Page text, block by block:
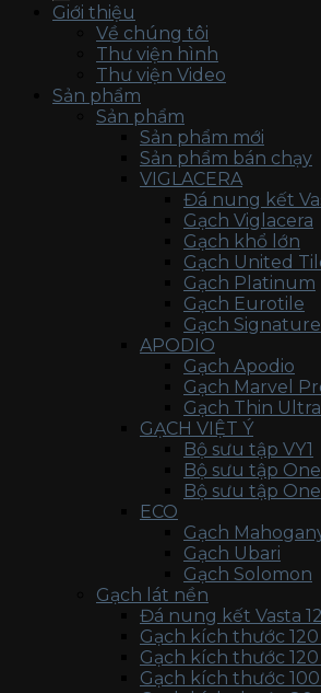
Giới thiệu
Về chúng tôi
Thư viện hình
Thư viện Video
Sản phẩm
Sản phẩm
Sản phẩm mới
Sản phẩm bán chạy
VIGLACERA
Đá nung kết
Gạch Viglacera
Gạch khổ lớn
Gạch United
Gạch Platinum
Gạch Eurotile
Gạch Signature
APODIO
Gạch Apodio
Gạch Marvel
Gạch Thin
GẠCH VIỆT Ý
Bộ sưu tập VY1
Bộ sưu tập
Bộ sưu tập
ECO
Gạch
Gạch Ubari
Gạch Solomon
Gạch lát nền
Đá nung kết Vasta
Gạch kích thước
Gạch kích thước 120
Gạch kích thước 100